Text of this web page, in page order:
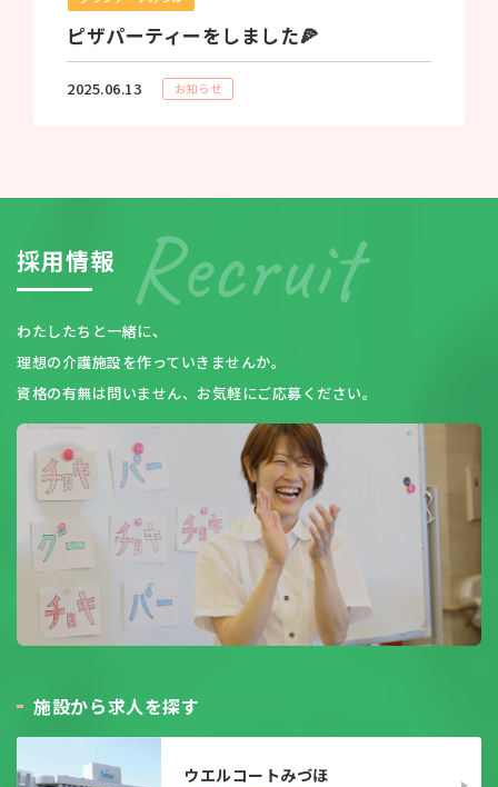
ピザパーティーをしました🍕
2025.06.13 お知らせ
採用情報
わたしたちと一緒に、
理想の介護施設を作っていきませんか。
資格の有無は問いません、お気軽にご応募ください。
施設から求人を探す
ウエルコートみづほ